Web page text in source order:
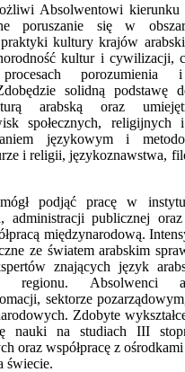
Absolwentowi kierunku
poruszanie się w
kultury krajów
kultur i cywilizacji,
porozumienia i
solidną podstawę
arabską oraz
społecznych, religijnych
językowym i
i religii, językoznawstwa,
podjąć pracę w
administracji publicznej oraz
międzynarodową.
ze światem arabskim
znających język
regionu. Absolwenci
sektorze
Zdobyte
nauki na studiach III
oraz współpracę z
świecie.